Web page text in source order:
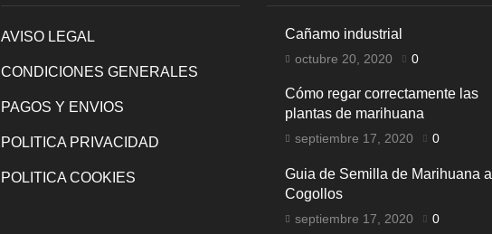
AVISO LEGAL
CONDICIONES GENERALES
PAGOS Y ENVIOS
POLITICA PRIVACIDAD
POLITICA COOKIES
Cañamo industrial
octubre 20, 2020 0
Cómo regar correctamente las
plantas de marihuana
septiembre 17, 2020 0
Guia de Semilla de Marihuana a
Cogollos
septiembre 17, 2020 0